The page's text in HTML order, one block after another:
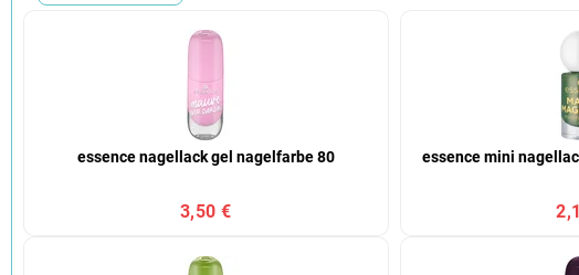
essence nagellack gel nagelfarbe 80
3,50 €
essence mini